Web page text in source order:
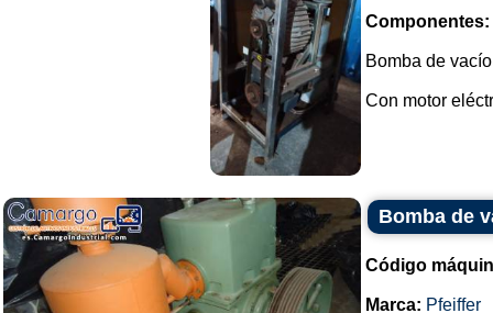
Componentes:
Bomba de
Con motor
Bomba de
Código
Marca: Pfeiffer